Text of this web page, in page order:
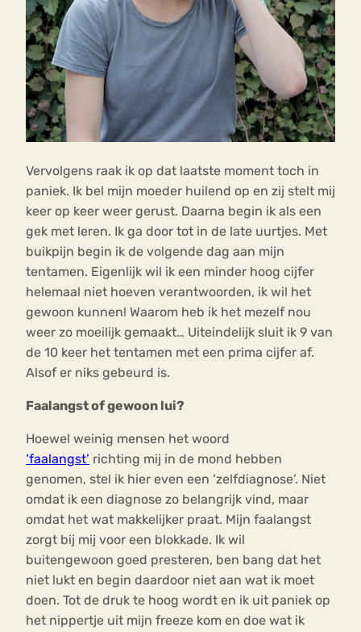
Vervolgens raak ik op dat laatste moment toch in
paniek. Ik bel mijn moeder huilend op en zij stelt mij
keer op keer weer gerust. Daarna begin ik als een
gek met leren. Ik ga door tot in de late uurtjes. Met
buikpijn begin ik de volgende dag aan mijn
tentamen. Eigenlijk wil ik een minder hoog cijfer
helemaal niet hoeven verantwoorden, ik wil het
gewoon kunnen! Waarom heb ik het mezelf nou
weer zo moeilijk gemaakt… Uiteindelijk sluit ik 9 van
de 10 keer het tentamen met een prima cijfer af.
Alsof er niks gebeurd is.
Faalangst of gewoon lui?
Hoewel weinig mensen het woord
‘faalangst’ richting mij in de mond hebben
genomen, stel ik hier even een ‘zelfdiagnose’. Niet
omdat ik een diagnose zo belangrijk vind, maar
omdat het wat makkelijker praat. Mijn faalangst
zorgt bij mij voor een blokkade. Ik wil
buitengewoon goed presteren, ben bang dat het
niet lukt en begin daardoor niet aan wat ik moet
doen. Tot de druk te hoog wordt en ik uit paniek op
het nippertje uit mijn freeze kom en doe wat ik